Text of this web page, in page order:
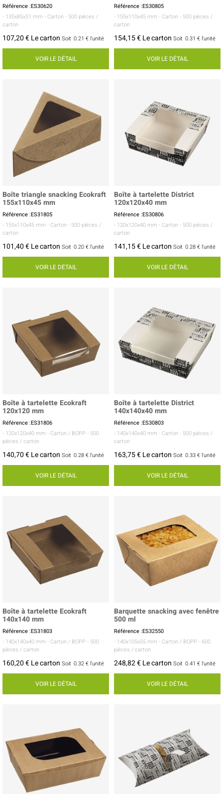
Référence :ES30620
- 135x85x51 mm - Carton - 500 pièces /
carton
107,20 € Le carton Soit 0.21 € l'unité
VOIR LE DÉTAIL
Référence :ES30805
- 155x110x45 mm - Carton - 500 pièces /
carton
154,15 € Le carton Soit 0.31 € l'unité
VOIR LE DÉTAIL
Boîte triangle snacking Ecokraft
155x110x45 mm
Référence :ES31805
- 155x110x45 mm - Carton - 500 pièces /
carton
101,40 € Le carton Soit 0.20 € l'unité
VOIR LE DÉTAIL
Boîte à tartelette District
120x120x40 mm
Référence :ES30806
- 120x120x40 mm - Carton - 500 pièces /
carton
141,15 € Le carton Soit 0.28 € l'unité
VOIR LE DÉTAIL
Boîte à tartelette Ecokraft
120x120 mm
Référence :ES31806
- 120x120x40 mm - Carton / BOPP - 500
pièces / carton
140,70 € Le carton Soit 0.28 € l'unité
VOIR LE DÉTAIL
Boîte à tartelette District
140x140x40 mm
Référence :ES30803
- 140x140x40 mm - Carton - 500 pièces /
carton
163,75 € Le carton Soit 0.33 € l'unité
VOIR LE DÉTAIL
Boîte à tartelette Ecokraft
140x140 mm
Référence :ES31803
- 140x140x40 mm - Carton / BOPP - 500
pièces / carton
160,20 € Le carton Soit 0.32 € l'unité
VOIR LE DÉTAIL
Barquette snacking avec fenêtre
500 ml
Référence :ES32550
- 140x105x55 mm - Carton / BOPP - 600
pièces / carton
248,82 € Le carton Soit 0.41 € l'unité
VOIR LE DÉTAIL